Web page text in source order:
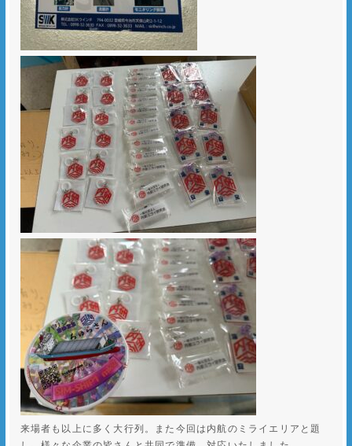
来場者も以上に多く大行列。また今回は内航のミライエリアと題